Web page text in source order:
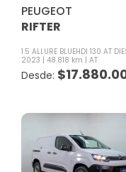
PEUGEOT
RIFTER
1.5 ALLURE BLUEHDI 130 AT
2023
48.818 km AT
$